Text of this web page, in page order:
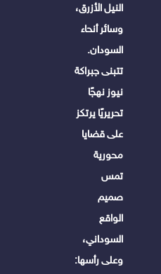
النيل الأزرق،
وسائر أنحاء
السودان.
تتبنى جبراكة
نيوز نهجًا
تحريريًا يرتكز
على قضايا
محورية
تمس
صميم
الواقع
السوداني،
وعلى رأسها: